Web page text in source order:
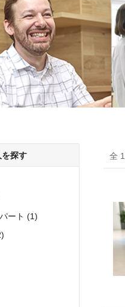
を探す
ート (1)
全